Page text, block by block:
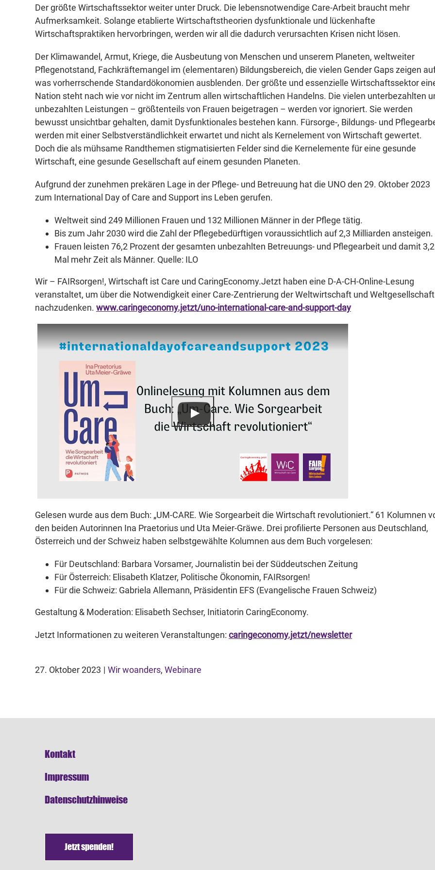
Der größte Wirtschaftssektor weiter unter Druck. Die lebensnotwendige Care-Arbeit braucht mehr
Aufmerksamkeit. Solange etablierte Wirtschaftstheorien dysfunktionale und lückenhafte
Wirtschaftspraktiken hervorbringen, werden wir all die dadurch verursachten Krisen nicht lösen.
Der Klimawandel, Armut, Kriege, die Ausbeutung von Menschen und unserem Planeten, weltweiter
Pflegenotstand, Fachkräftemangel im (elementaren) Bildungsbereich, die vielen Gender Gaps zeigen
was vorherrschende Standardökonomien ausblenden. Der größte und essenzielle Wirtschaftssektor
Nation steht nach wie vor nicht im Zentrum allen wirtschaftlichen Handelns. Die vielen unterbezahlten
unbezahlten Leistungen – größtenteils von Frauen beigetragen – werden vor ignoriert. Sie werden
bewusst unsichtbar gehalten, damit Dysfunktionales bestehen kann. Fürsorge-, Bildungs- und
werden mit einer Selbstverständlichkeit erwartet und nicht als Kernelement von Wirtschaft gewertet.
Doch die als mühsame Randthemen stigmatisierten Felder sind die Kernelemente für eine gesunde
Wirtschaft, eine gesunde Gesellschaft auf einem gesunden Planeten.
Aufgrund der zunehmen prekären Lage in der Pflege- und Betreuung hat die UNO den 29. Oktober 2023
zum International Day of Care and Support ins Leben gerufen.
Weltweit sind 249 Millionen Frauen und 132 Millionen Männer in der Pflege tätig.
Bis zum Jahr 2030 wird die Zahl der Pflegebedürftigen voraussichtlich auf 2,3 Milliarden ansteigen.
Frauen leisten 76,2 Prozent der gesamten unbezahlten Betreuungs- und Pflegearbeit und damit 3,2
Mal mehr Zeit als Männer. Quelle: ILO
Wir – FAIRsorgen!, Wirtschaft ist Care und CaringEconomy.Jetzt haben eine D-A-CH-Online-Lesung
veranstaltet, um über die Notwendigkeit einer Care-Zentrierung der Weltwirtschaft und Weltgesellschaft
nachzudenken. www.caringeconomy.jetzt/uno-international-care-and-support-day
Gelesen wurde aus dem Buch: „UM-CARE. Wie Sorgearbeit die Wirtschaft revolutioniert.“ 61 Kolumnen
den beiden Autorinnen Ina Praetorius und Uta Meier-Gräwe. Drei profilierte Personen aus Deutschland,
Österreich und der Schweiz haben selbstgewählte Kolumnen aus dem Buch vorgelesen:
Für Deutschland: Barbara Vorsamer, Journalistin bei der Süddeutschen Zeitung
Für Österreich: Elisabeth Klatzer, Politische Ökonomin, FAIRsorgen!
Für die Schweiz: Gabriela Allemann, Präsidentin EFS (Evangelische Frauen Schweiz)
Gestaltung & Moderation: Elisabeth Sechser, Initiatorin CaringEconomy.
Jetzt Informationen zu weiteren Veranstaltungen: caringeconomy.jetzt/newsletter
27. Oktober 2023 | Wir woanders, Webinare
Kontakt
Impressum
Datenschutzhinweise
Jetzt spenden!